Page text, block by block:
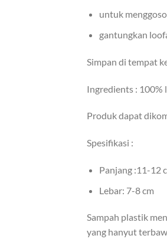
untuk
gantungkan
Simpan di tempat
Ingredients : 100%
Produk dapat
Spesifikasi :
Panjang :11-12
Lebar: 7-8 cm
Sampah plastik
yang hanyut